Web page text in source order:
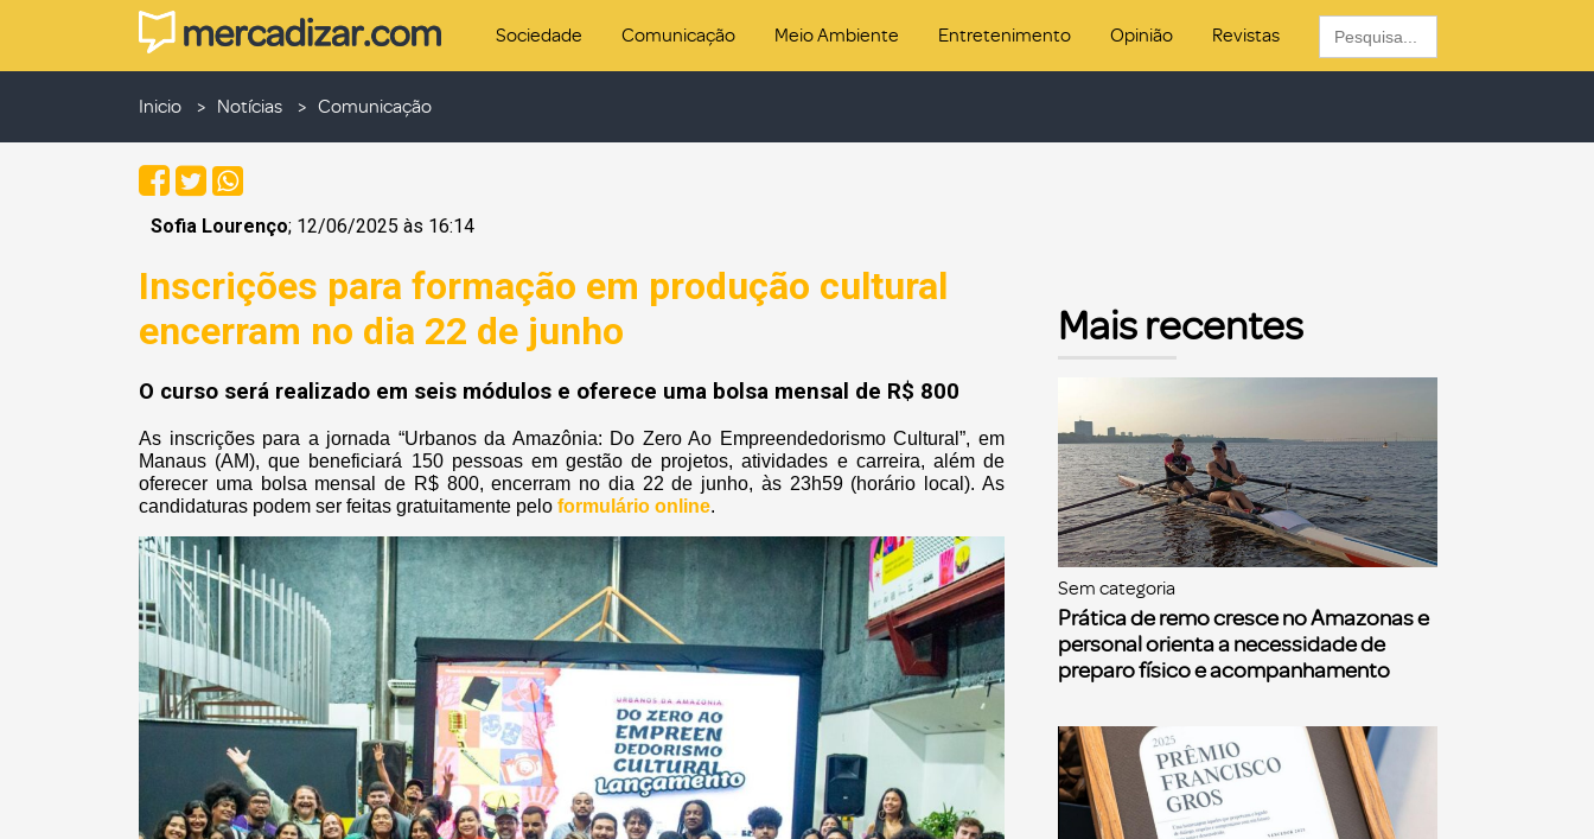
Sociedade Comunicação Meio Ambiente Entretenimento Opinião Revistas
Search
for:
Inicio Notícias Comunicação
Sofia Lourenço; 12/06/2025 às 16:14
Inscrições para formação em produção cultural
encerram no dia 22 de junho
O curso será realizado em seis módulos e oferece uma bolsa mensal de R$ 800
As inscrições para a jornada “Urbanos da Amazônia: Do Zero Ao Empreendedorismo Cultural”, em
Manaus (AM), que beneficiará 150 pessoas em gestão de projetos, atividades e carreira, além de
oferecer uma bolsa mensal de R$ 800, encerram no dia 22 de junho, às 23h59 (horário local). As
candidaturas podem ser feitas gratuitamente pelo formulário online.
Mais recentes
Sem categoria
Prática de remo cresce no Amazonas e
personal orienta a necessidade de
preparo físico e acompanhamento